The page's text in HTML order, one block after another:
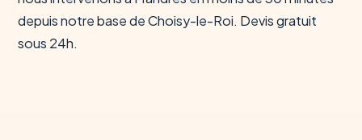
depuis notre base de Choisy-le-Roi. Devis gratuit
sous 24h.